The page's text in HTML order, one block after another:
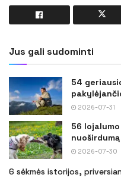
Jus gali sudominti
54
2026-07-31
56
2026-07-30
6 sėkmės istorijos,